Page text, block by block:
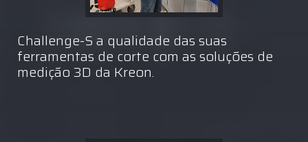
Challenge-S a qualidade das suas
ferramentas de corte com as soluções de
medição 3D da Kreon.